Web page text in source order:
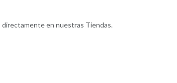
directamente en nuestras Tiendas.